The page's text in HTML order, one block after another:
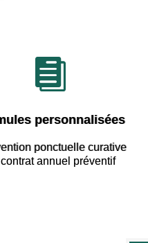

personnalisées
ponctuelle curative
annuel préventif